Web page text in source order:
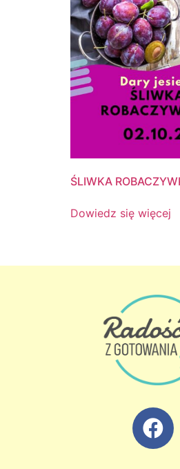
ŚLIWKA
Dowiedz się więcej